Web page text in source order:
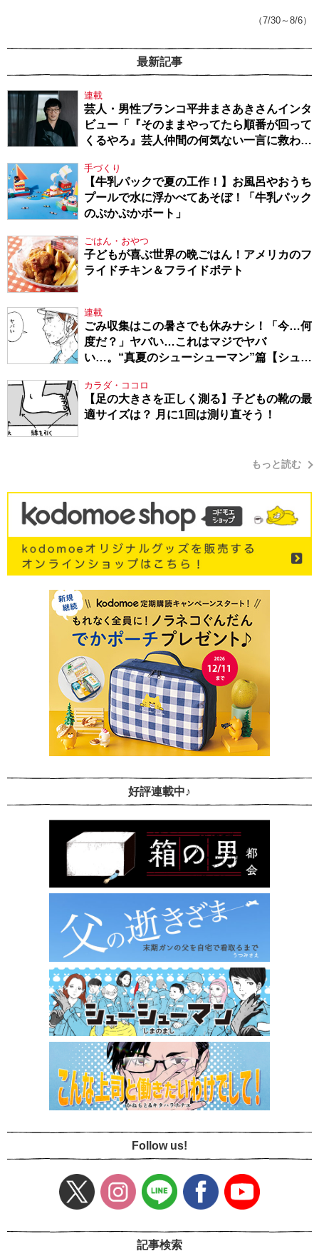
（7/30～8/6）
最新記事
連載
芸人・男性ブランコ平井まさあきさんインタ
ビュー「『そのままやってたら順番が回って
くるやろ』芸人仲間の何気ない一言に救われ
手づくり
【牛乳パックで夏の工作！】お風呂やおうち
プールで水に浮かべてあそぼ！「牛乳パック
のぷかぷかボート」
ごはん・おやつ
子どもが喜ぶ世界の晩ごはん！アメリカのフ
ライドチキン＆フライドポテト
連載
ごみ収集はこの暑さでも休みナシ！「今…何
度だ？」ヤバい…これはマジでヤバ
い…。“真夏のシューシューマン”篇【シュー
カラダ・ココロ
【足の大きさを正しく測る】子どもの靴の最
適サイズは？ 月に1回は測り直そう！
もっと読む
好評連載中♪
Follow us!
記事検索